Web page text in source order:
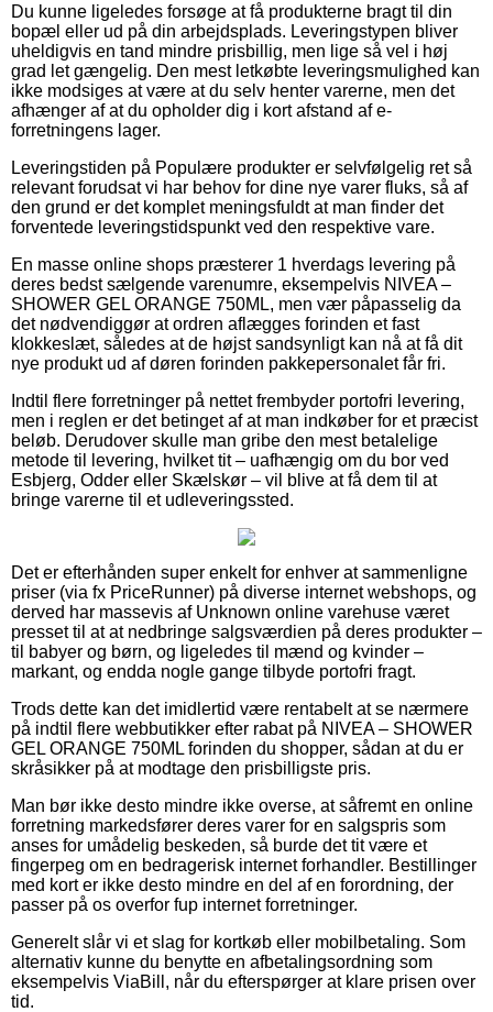
Du kunne ligeledes forsøge at få produkterne bragt til din
bopæl eller ud på din arbejdsplads. Leveringstypen bliver
uheldigvis en tand mindre prisbillig, men lige så vel i høj
grad let gængelig. Den mest letkøbte leveringsmulighed kan
ikke modsiges at være at du selv henter varerne, men det
afhænger af at du opholder dig i kort afstand af e-
forretningens lager.
Leveringstiden på Populære produkter er selvfølgelig ret så
relevant forudsat vi har behov for dine nye varer fluks, så af
den grund er det komplet meningsfuldt at man finder det
forventede leveringstidspunkt ved den respektive vare.
En masse online shops præsterer 1 hverdags levering på
deres bedst sælgende varenumre, eksempelvis NIVEA –
SHOWER GEL ORANGE 750ML, men vær påpasselig da
det nødvendiggør at ordren aflægges forinden et fast
klokkeslæt, således at de højst sandsynligt kan nå at få dit
nye produkt ud af døren forinden pakkepersonalet får fri.
Indtil flere forretninger på nettet frembyder portofri levering,
men i reglen er det betinget af at man indkøber for et præcist
beløb. Derudover skulle man gribe den mest betalelige
metode til levering, hvilket tit – uafhængig om du bor ved
Esbjerg, Odder eller Skælskør – vil blive at få dem til at
bringe varerne til et udleveringssted.
Det er efterhånden super enkelt for enhver at sammenligne
priser (via fx PriceRunner) på diverse internet webshops, og
derved har massevis af Unknown online varehuse været
presset til at at nedbringe salgsværdien på deres produkter –
til babyer og børn, og ligeledes til mænd og kvinder –
markant, og endda nogle gange tilbyde portofri fragt.
Trods dette kan det imidlertid være rentabelt at se nærmere
på indtil flere webbutikker efter rabat på NIVEA – SHOWER
GEL ORANGE 750ML forinden du shopper, sådan at du er
skråsikker på at modtage den prisbilligste pris.
Man bør ikke desto mindre ikke overse, at såfremt en online
forretning markedsfører deres varer for en salgspris som
anses for umådelig beskeden, så burde det tit være et
fingerpeg om en bedragerisk internet forhandler. Bestillinger
med kort er ikke desto mindre en del af en forordning, der
passer på os overfor fup internet forretninger.
Generelt slår vi et slag for kortkøb eller mobilbetaling. Som
alternativ kunne du benytte en afbetalingsordning som
eksempelvis ViaBill, når du efterspørger at klare prisen over
tid.